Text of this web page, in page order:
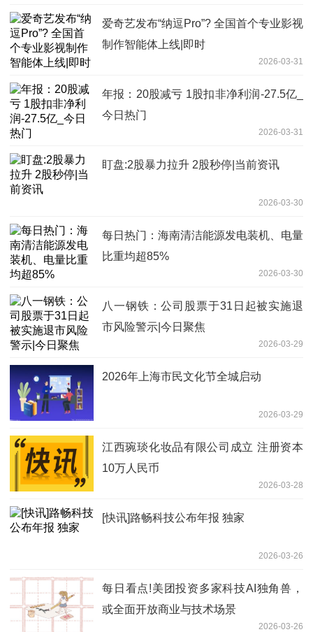
爱奇艺发布“纳逗Pro”? 全国首个专业影视
制作智能体上线|即时
2026-03-31
年报：20股减亏 1股扣非净利润-27.5亿_
今日热门
2026-03-31
盯盘:2股暴力拉升 2股秒停|当前资讯
2026-03-30
每日热门：海南清洁能源发电装机、电量
比重均超85%
2026-03-30
八一钢铁：公司股票于31日起被实施退
市风险警示|今日聚焦
2026-03-29
2026年上海市民文化节全城启动
2026-03-29
江西琬琰化妆品有限公司成立 注册资本
10万人民币
2026-03-28
[快讯]路畅科技公布年报 独家
2026-03-26
每日看点!美团投资多家科技AI独角兽，
或全面开放商业与技术场景
2026-03-26